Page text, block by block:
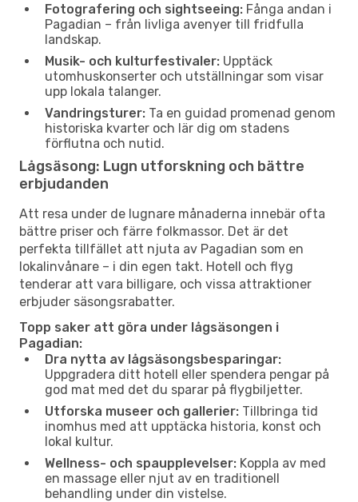
Fotografering och sightseeing: Fånga andan i
Pagadian – från livliga avenyer till fridfulla
landskap.
Musik- och kulturfestivaler: Upptäck
utomhuskonserter och utställningar som visar
upp lokala talanger.
Vandringsturer: Ta en guidad promenad genom
historiska kvarter och lär dig om stadens
förflutna och nutid.
Lågsäsong: Lugn utforskning och bättre
erbjudanden
Att resa under de lugnare månaderna innebär ofta
bättre priser och färre folkmassor. Det är det
perfekta tillfället att njuta av Pagadian som en
lokalinvånare – i din egen takt. Hotell och flyg
tenderar att vara billigare, och vissa attraktioner
erbjuder säsongsrabatter.
Topp saker att göra under lågsäsongen i
Pagadian:
Dra nytta av lågsäsongsbesparingar:
Uppgradera ditt hotell eller spendera pengar på
god mat med det du sparar på flygbiljetter.
Utforska museer och gallerier: Tillbringa tid
inomhus med att upptäcka historia, konst och
lokal kultur.
Wellness- och spaupplevelser: Koppla av med
en massage eller njut av en traditionell
behandling under din vistelse.